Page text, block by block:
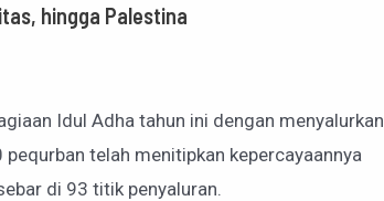
hingga Palestina
Idul Adha tahun ini dengan menyalurkan
telah menitipkan kepercayaannya
di 93 titik penyaluran.